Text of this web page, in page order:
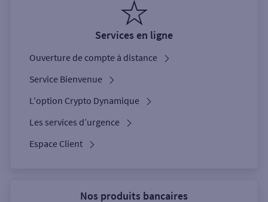
Services en ligne
Ouverture de compte à distance
Service Bienvenue
L'option Crypto Dynamique
Les services d’urgence
Espace Client
Nos produits bancaires